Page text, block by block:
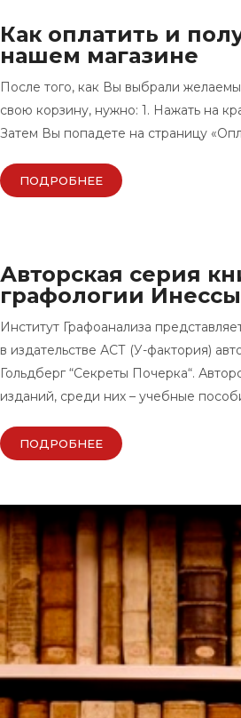
Как оплатить и
нашем магазине
После того, как Вы выбрали
свою корзину, нужно: 1. Нажать на
Затем Вы попадете на страницу
ПОДРОБНЕЕ
Авторская серия
графологии
Институт Графоанализа
в издательстве АСТ (У-фактория)
Гольдберг “Секреты Почерка“.
изданий, среди них – учебные
ПОДРОБНЕЕ